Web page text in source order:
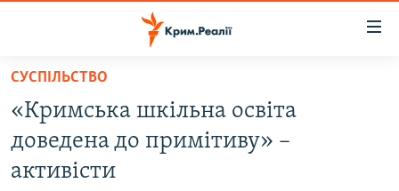
Перейти
основного
матеріалу
до
ВОДА.КРИМ
ВІДЕО ТА ФОТО
СУСПІЛЬСТВО
«Кримська шкільна освіта
доведена до примітиву» –
активісти